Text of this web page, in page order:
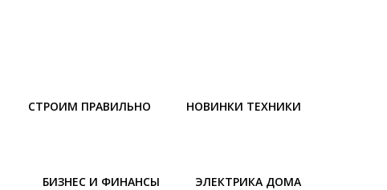
СТРОИМ ПРАВИЛЬНО НОВИНКИ ТЕХНИКИ
БИЗНЕС И ФИНАНСЫ ЭЛЕКТРИКА ДОМА